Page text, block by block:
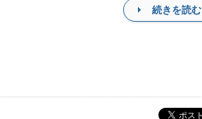
続きを読む